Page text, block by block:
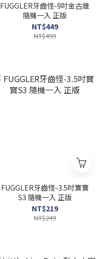
FUGGLER牙齒怪-9吋金古錐
隨機一入 正版
NT$449
NT$499
FUGGLER牙齒怪-3.5吋寶寶
S3 隨機一入 正版
NT$219
NT$249